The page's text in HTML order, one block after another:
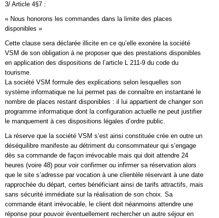
3/ Article 4§7 :
« Nous honorons les commandes dans la limite des places
disponibles »
Cette clause sera déclarée illicite en ce qu’elle exonère la société
VSM de son obligation à ne proposer que des prestations disponibles
en application des dispositions de l’article L 211-9 du code du
tourisme.
La société VSM formule des explications selon lesquelles son
système informatique ne lui permet pas de connaître en instantané le
nombre de places restant disponibles : il lui appartient de changer son
programme informatique dont la configuration actuelle ne peut justifier
le manquement à ces dispositions légales d’ordre public.
La réserve que la société VSM s’est ainsi constituée crée en outre un
déséquilibre manifeste au détriment du consommateur qui s’engage
dès sa commande de façon irrévocable mais qui doit attendre 24
heures (voire 48) pour voir confirmer ou infirmer sa réservation alors
que le site s’adresse par vocation à une clientèle réservant à une date
rapprochée du départ, certes bénéficiant ainsi de tarifs attractifs, mais
sans sécurité immédiate sur la réalisation de son choix. Sa
commande étant irrévocable, le client doit néanmoins attendre une
réponse pour pouvoir éventuellement rechercher un autre séjour en